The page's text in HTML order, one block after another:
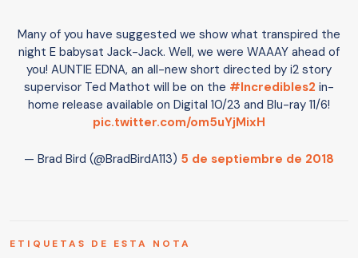
Many of you have suggested we show what transpired the
night E babysat Jack-Jack. Well, we were WAAAY ahead of
you! AUNTIE EDNA, an all-new short directed by i2 story
supervisor Ted Mathot will be on the #Incredibles2 in-
home release available on Digital 10/23 and Blu-ray 11/6!
pic.twitter.com/om5uYjMixH
— Brad Bird (@BradBirdA113) 5 de septiembre de 2018
ETIQUETAS DE ESTA NOTA